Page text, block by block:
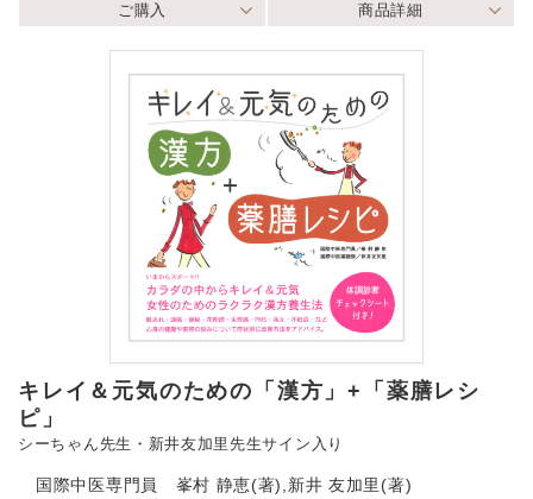
ご購入 商品詳細
キレイ＆元気のための「漢方」+「薬膳レシ
ピ」
シーちゃん先生・新井友加里先生サイン入り
国際中医専門員 峯村 静恵(著),新井 友加里(著)